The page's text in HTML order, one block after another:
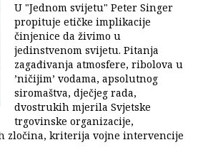
U "Jednom svijetu" Peter Singer
propituje etičke implikacije
činjenice da živimo u
jedinstvenom svijetu. Pitanja
zagađivanja atmosfere, ribolova u
’ničijim’ vodama, apsolutnog
siromaštva, dječjeg rada,
dvostrukih mjerila Svjetske
trgovinske organizacije,
zločina, kriterija vojne intervencije